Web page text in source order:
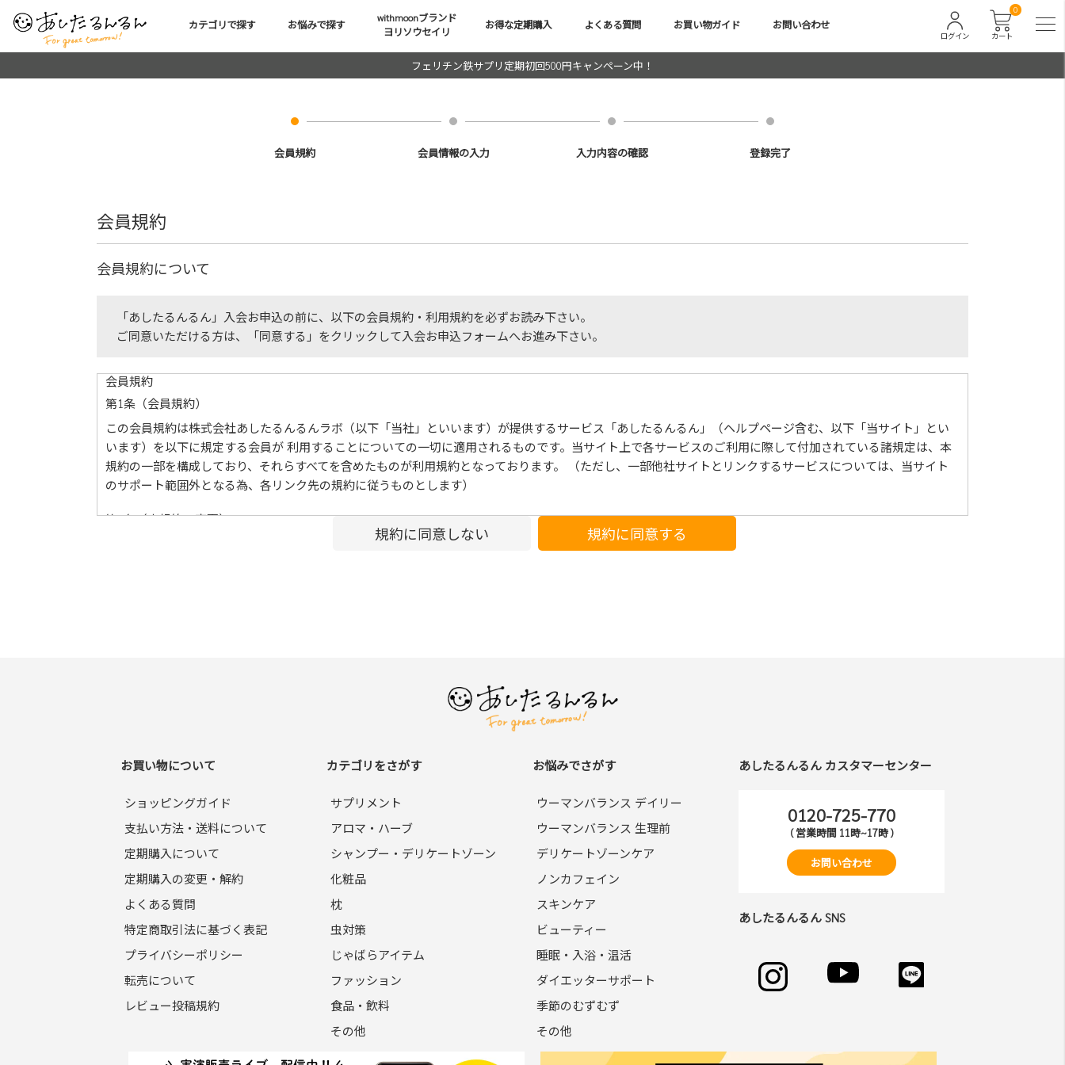
カテゴリで探す お悩みで探す
withmoonブランド
ヨリソウセイリ
お得な定期購入 よくある質問 お買い物ガイド お問い合わせ
カート
0
ログイン
フェリチン鉄サプリ定期初回500円キャンペーン中！
会員規約 会員情報の入力 入力内容の確認 登録完了
会員規約
会員規約について
「あしたるんるん」入会お申込の前に、以下の会員規約・利用規約を必ずお読み下さい。
ご同意いただける方は、「同意する」をクリックして入会お申込フォームへお進み下さい。
会員規約
第1条（会員規約）
この会員規約は株式会社あしたるんるんラボ（以下「当社」といいます）が提供するサービス「あしたるんるん」（ヘルプページ含む、以下「当サイト」とい
います）を以下に規定する会員が 利⽤することについての⼀切に適⽤されるものです。当サイト上で各サービスのご利⽤に際して付加されている諸規定は、本
規約の⼀部を構成しており、それらすべてを含めたものが利⽤規約となっております。 （ただし、⼀部他社サイトとリンクするサービスについては、当サイト
のサポート範囲外となる為、各リンク先の規約に従うものとします）
第2条（本規約の変更）
当社は、会員の了承を得ることなく本規約を随時変更することができるものとし、会員はこれを承諾します。前項の変更については、当サイト上に1ヵ⽉間表⽰
※ログインには、会員登録時に入力したメールアドレスおよびパスワードが必要になります。
第5条（個⼈情報）
当サイトを利⽤するにあたって、会員の住所、電話番号、購⼊履歴などの⼤切な個⼈情報がネットサーバ上に登録され ますが、当社はその個⼈情報を適切かつ
確実に管理するものとし、法令などにより開⽰が求められる場合を除き、開⽰しないものとします。
※チャートなど⼀個⼈が特定できない範囲で集計する場合があります。
など、当社が不適当と判断した時は、その会員登録を承認しない場合があります。
また⼀度承認した会員であっても前述のいずれかであることが判明した場合は、ただちに承認を取り消させていただきます。
第7条（掲載内容）
当社が提供する当サイトの掲載内容、営業内容は会員への通知をすることなく、変更や中⽌することがあります。また 当社が提供する情報についていかなる保
証も負わないものとします。
1. 当社は、以下の何れかが⽣じた場合には、会員に事前に通知することなく、⼀時的に当サイトを中断することがあります。
規約に同意しない 規約に同意する
お買い物について
ショッピングガイド
支払い方法・送料について
定期購入について
定期購入の変更・解約
よくある質問
特定商取引法に基づく表記
プライバシーポリシー
転売について
レビュー投稿規約
カテゴリをさがす
サプリメント
アロマ・ハーブ
シャンプー・デリケートゾーン
化粧品
枕
虫対策
じゃばらアイテム
ファッション
食品・飲料
その他
お悩みでさがす
ウーマンバランス デイリー
ウーマンバランス 生理前
デリケートゾーンケア
ノンカフェイン
スキンケア
ビューティー
睡眠・入浴・温活
ダイエッターサポート
季節のむずむず
その他
あしたるんるん カスタマーセンター
0120-725-770
( 営業時間 11時~17時 )
お問い合わせ
あしたるんるん SNS